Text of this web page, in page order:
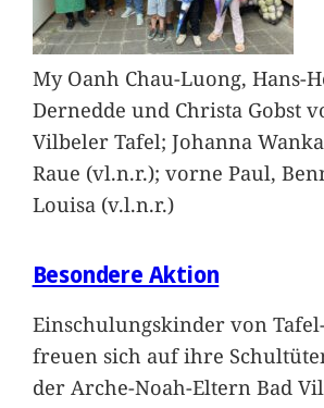
My Oanh Chau-Luong, Hans-
Dernedde und Christa Gobst
Vilbeler Tafel; Johanna
Raue (vl.n.r.); vorne Paul,
Louisa (v.l.n.r.)
Besondere Aktion
Einschulungskinder von
freuen sich auf ihre
der Arche-Noah-Eltern Bad